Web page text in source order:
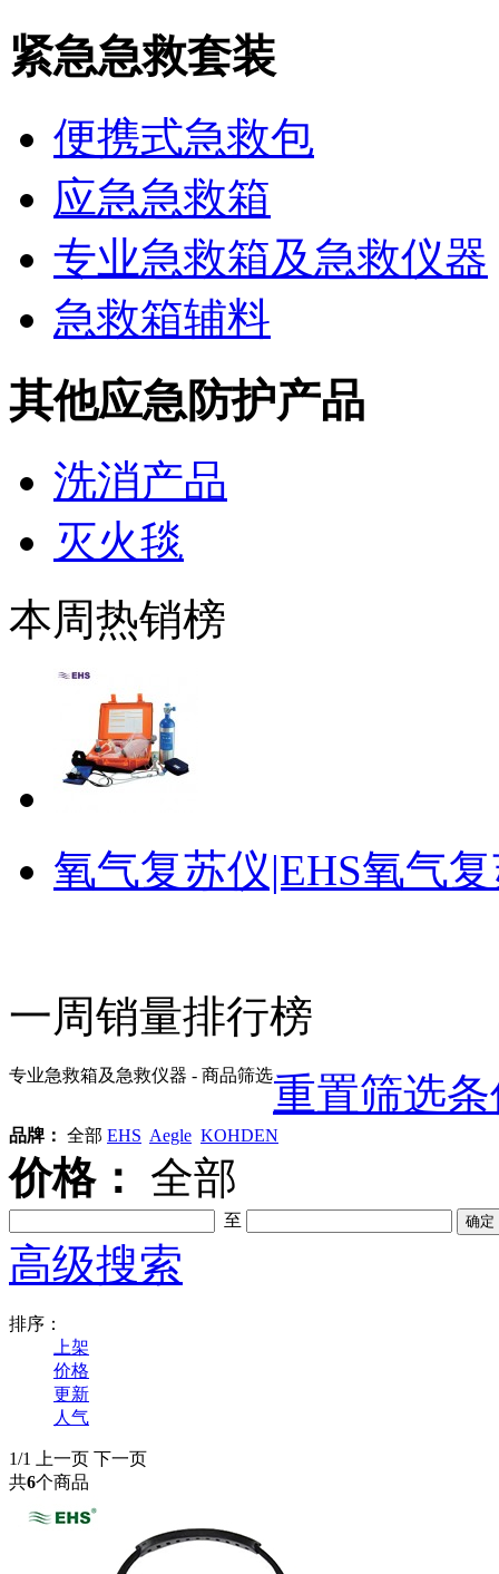
紧急急救套装
便携式急救包
应急急救箱
专业急救箱及急救仪器
急救箱辅料
其他应急防护产品
洗消产品
灭火毯
本周热销榜
氧气复苏仪|EHS氧气
一周销量排行榜
专业急救箱及急救仪器 - 商品筛选重置筛选
品牌： 全部 EHS Aegle KOHDEN
价格： 全部
至
高级搜索
排序：
上架
价格
更新
人气
1/1 上一页 下一页
共6个商品